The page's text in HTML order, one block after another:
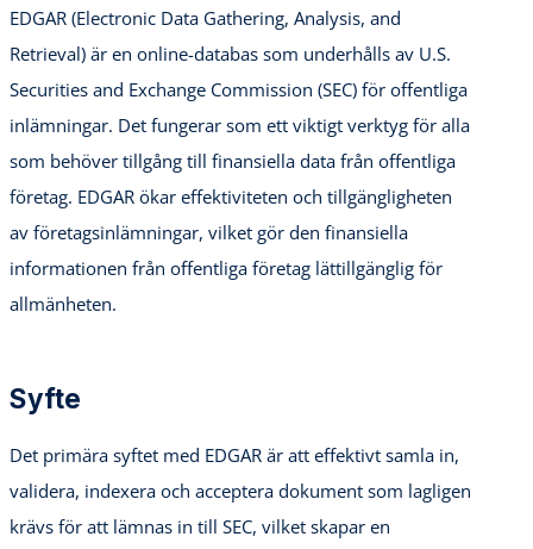
EDGAR (Electronic Data Gathering, Analysis, and
Retrieval) är en online-databas som underhålls av U.S.
Securities and Exchange Commission (SEC) för offentliga
inlämningar. Det fungerar som ett viktigt verktyg för alla
som behöver tillgång till finansiella data från offentliga
företag. EDGAR ökar effektiviteten och tillgängligheten
av företagsinlämningar, vilket gör den finansiella
informationen från offentliga företag lättillgänglig för
allmänheten.
Syfte
Det primära syftet med EDGAR är att effektivt samla in,
validera, indexera och acceptera dokument som lagligen
krävs för att lämnas in till SEC, vilket skapar en